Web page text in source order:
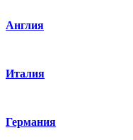
Англия
Италия
Германия